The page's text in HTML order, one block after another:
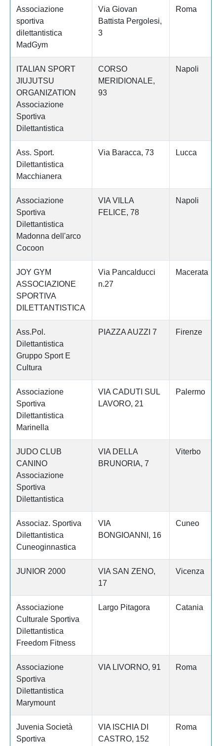
Associazione
sportiva
dilettantistica
MadGym
Via Giovan
Battista Pergolesi,
3
Roma
ITALIAN SPORT
JIUJUTSU
ORGANIZATION
Associazione
Sportiva
Dilettantistica
CORSO
MERIDIONALE,
93
Napoli
Ass. Sport.
Dilettantistica
Macchianera
Via Baracca, 73 Lucca
Associazione
Sportiva
Dilettantistica
Madonna dell'arco
Cocoon
VIA VILLA
FELICE, 78
Napoli
JOY GYM
ASSOCIAZIONE
SPORTIVA
DILETTANTISTICA
Via Pancalducci
n.27
Macerata
Ass.Pol.
Dilettantistica
Gruppo Sport E
Cultura
PIAZZA AUZZI 7 Firenze
Associazione
Sportiva
Dilettantistica
Marinella
VIA CADUTI SUL
LAVORO, 21
Palermo
JUDO CLUB
CANINO
Associazione
Sportiva
Dilettantistica
VIA DELLA
BRUNORIA, 7
Viterbo
Associaz. Sportiva
Dilettantistica
Cuneoginnastica
VIA
BONGIOANNI, 16
Cuneo
JUNIOR 2000
VIA SAN ZENO,
17
Vicenza
Associazione
Culturale Sportiva
Dilettantistica
Freedom Fitness
Largo Pitagora Catania
Associazione
Sportiva
Dilettantistica
Marymount
VIA LIVORNO, 91 Roma
Juvenia Società
Sportiva
VIA ISCHIA DI
CASTRO, 152
Roma